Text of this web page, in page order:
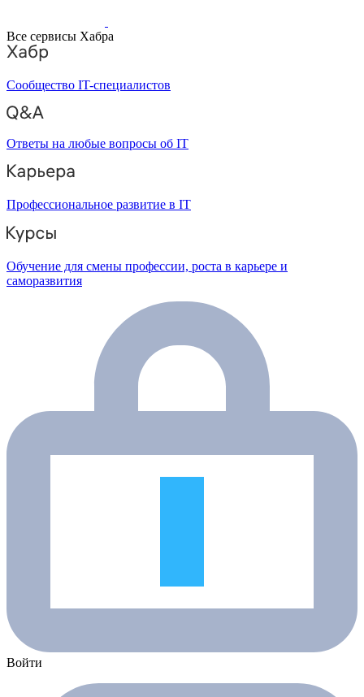
Все сервисы Хабра
Сообщество IT-специалистов
Ответы на любые вопросы об IT
Профессиональное развитие в IT
Обучение для смены профессии, роста в карьере и
саморазвития
Войти